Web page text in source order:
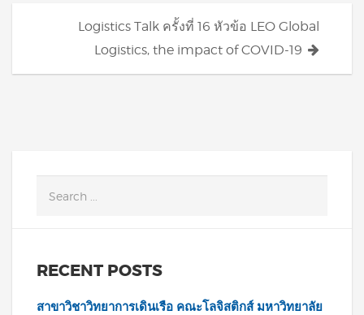
Logistics Talk ครั้งที่ 16 หัวข้อ LEO Global
Logistics, the impact of COVID-19
RECENT POSTS
สาขาวิชาวิทยาการเดินเรือ คณะโลจิสติกส์ มหาวิทยาลัย